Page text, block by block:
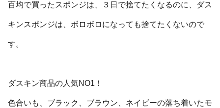
百均で買ったスポンジは、３日で捨てたくなるのに、ダス
キンスポンジは、ボロボロになっても捨てたくないので
す。
ダスキン商品の人気NO1！
色合いも、ブラック、ブラウン、ネイビーの落ち着いたモ